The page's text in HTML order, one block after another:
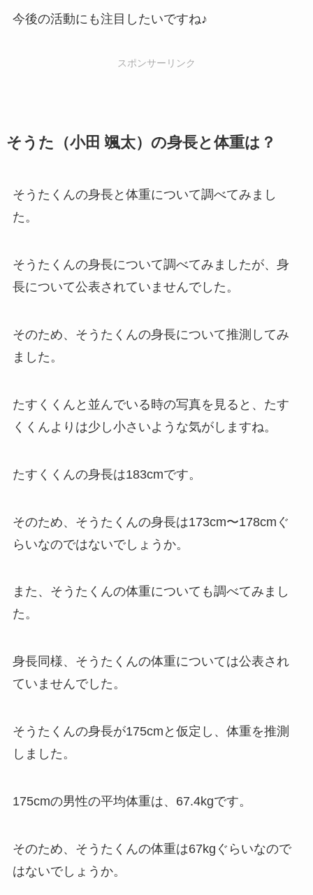
今後の活動にも注目したいですね♪
スポンサーリンク
そうた（小田 颯太）の身長と体重は？
そうたくんの身長と体重について調べてみまし
た。
そうたくんの身長について調べてみましたが、身
長について公表されていませんでした。
そのため、そうたくんの身長について推測してみ
ました。
たすくくんと並んでいる時の写真を見ると、たす
くくんよりは少し小さいような気がしますね。
たすくくんの身長は183cmです。
そのため、そうたくんの身長は173cm〜178cmぐ
らいなのではないでしょうか。
また、そうたくんの体重についても調べてみまし
た。
身長同様、そうたくんの体重については公表され
ていませんでした。
そうたくんの身長が175cmと仮定し、体重を推測
しました。
175cmの男性の平均体重は、67.4kgです。
そのため、そうたくんの体重は67kgぐらいなので
はないでしょうか。